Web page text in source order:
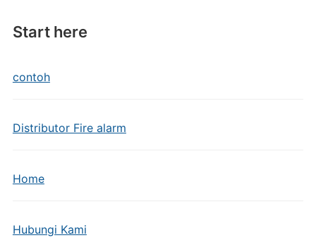
Start here
contoh
Distributor Fire alarm
Home
Hubungi Kami